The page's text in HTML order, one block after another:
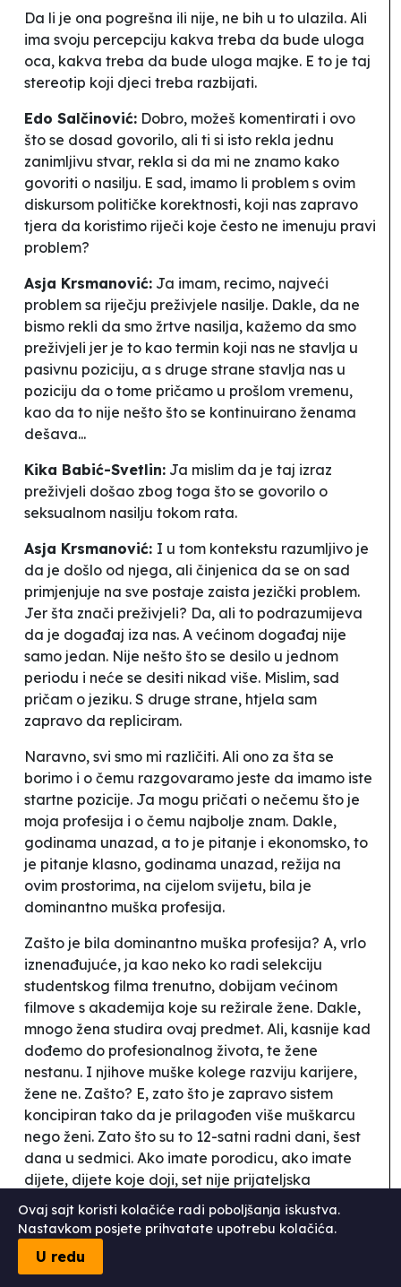
Da li je ona pogrešna ili nije, ne bih u to ulazila. Ali
ima svoju percepciju kakva treba da bude uloga
oca, kakva treba da bude uloga majke. E to je taj
stereotip koji djeci treba razbijati.
Edo Salčinović: Dobro, možeš komentirati i ovo
što se dosad govorilo, ali ti si isto rekla jednu
zanimljivu stvar, rekla si da mi ne znamo kako
govoriti o nasilju. E sad, imamo li problem s ovim
diskursom političke korektnosti, koji nas zapravo
tjera da koristimo riječi koje često ne imenuju pravi
problem?
Asja Krsmanović: Ja imam, recimo, najveći
problem sa riječju preživjele nasilje. Dakle, da ne
bismo rekli da smo žrtve nasilja, kažemo da smo
preživjeli jer je to kao termin koji nas ne stavlja u
pasivnu poziciju, a s druge strane stavlja nas u
poziciju da o tome pričamo u prošlom vremenu,
kao da to nije nešto što se kontinuirano ženama
dešava...
Kika Babić-Svetlin: Ja mislim da je taj izraz
preživjeli došao zbog toga što se govorilo o
seksualnom nasilju tokom rata.
Asja Krsmanović: I u tom kontekstu razumljivo je
da je došlo od njega, ali činjenica da se on sad
primjenjuje na sve postaje zaista jezički problem.
Jer šta znači preživjeli? Da, ali to podrazumijeva
da je događaj iza nas. A većinom događaj nije
samo jedan. Nije nešto što se desilo u jednom
periodu i neće se desiti nikad više. Mislim, sad
pričam o jeziku. S druge strane, htjela sam
zapravo da repliciram.
Naravno, svi smo mi različiti. Ali ono za šta se
borimo i o čemu razgovaramo jeste da imamo iste
startne pozicije. Ja mogu pričati o nečemu što je
moja profesija i o čemu najbolje znam. Dakle,
godinama unazad, a to je pitanje i ekonomsko, to
je pitanje klasno, godinama unazad, režija na
ovim prostorima, na cijelom svijetu, bila je
dominantno muška profesija.
Zašto je bila dominantno muška profesija? A, vrlo
iznenađujuće, ja kao neko ko radi selekciju
studentskog filma trenutno, dobijam većinom
filmove s akademija koje su režirale žene. Dakle,
mnogo žena studira ovaj predmet. Ali, kasnije kad
dođemo do profesionalnog života, te žene
nestanu. I njihove muške kolege razviju karijere,
žene ne. Zašto? E, zato što je zapravo sistem
koncipiran tako da je prilagođen više muškarcu
nego ženi. Zato što su to 12-satni radni dani, šest
dana u sedmici. Ako imate porodicu, ako imate
dijete, dijete koje doji, set nije prijateljska
atmosfera, apsolutno. Znači, koncipiran je tako da
ne dopušta ni majci da bude uz dijete, a, realno,
može se koncipirati tako da se ustanovi to da
dijete može doći kod majke na set, da ga se
Ovaj sajt koristi kolačiće radi poboljšanja iskustva.
Nastavkom posjete prihvatate upotrebu kolačića.
U redu